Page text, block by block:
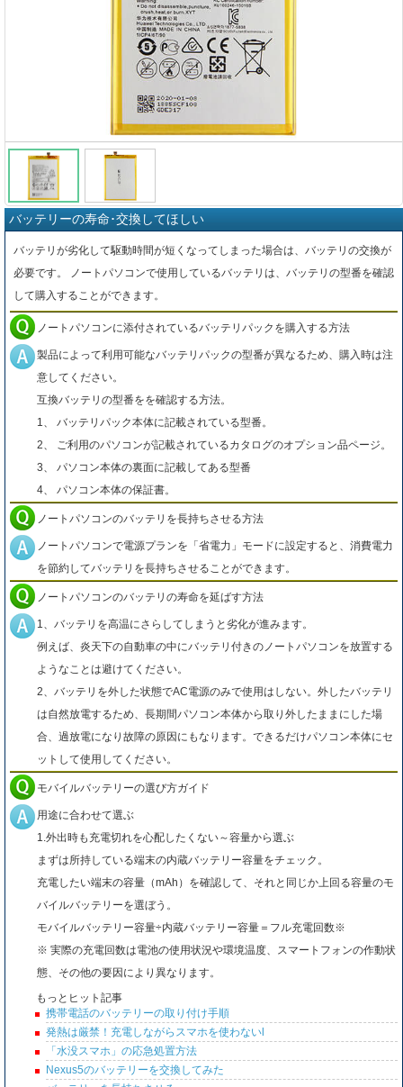
バッテリーの寿命･交換してほしい
バッテリが劣化して駆動時間が短くなってしまった場合は、バッテリの交換が
必要です。 ノートパソコンで使用しているバッテリは、バッテリの型番を確認
して購入することができます。
ノートパソコンに添付されているバッテリパックを購入する方法
製品によって利用可能なバッテリパックの型番が異なるため、購入時は注
意してください。
互換バッテリの型番をを確認する方法。
1、 バッテリパック本体に記載されている型番。
2、 ご利用のパソコンが記載されているカタログのオプション品ページ。
3、 パソコン本体の裏面に記載してある型番
4、 パソコン本体の保証書。
ノートパソコンのバッテリを長持ちさせる方法
ノートパソコンで電源プランを「省電力」モードに設定すると、消費電力
を節約してバッテリを長持ちさせることができます。
ノートパソコンのバッテリの寿命を延ばす方法
1、バッテリを高温にさらしてしまうと劣化が進みます。
例えば、炎天下の自動車の中にバッテリ付きのノートパソコンを放置する
ようなことは避けてください。
2、バッテリを外した状態でAC電源のみで使用はしない。外したバッテリ
は自然放電するため、長期間パソコン本体から取り外したままにした場
合、過放電になり故障の原因にもなります。できるだけパソコン本体にセ
ットして使用してください。
モバイルバッテリーの選び方ガイド
用途に合わせて選ぶ
1.外出時も充電切れを心配したくない～容量から選ぶ
まずは所持している端末の内蔵バッテリー容量をチェック。
充電したい端末の容量（mAh）を確認して、それと同じか上回る容量のモ
バイルバッテリーを選ぼう。
モバイルバッテリー容量÷内蔵バッテリー容量＝フル充電回数※
※ 実際の充電回数は電池の使用状況や環境温度、スマートフォンの作動状
態、その他の要因により異なります。
もっとヒット記事
携帯電話のバッテリーの取り付け手順
発熱は厳禁！充電しながらスマホを使わないl
「水没スマホ」の応急処置方法
Nexus5のバッテリーを交換してみた